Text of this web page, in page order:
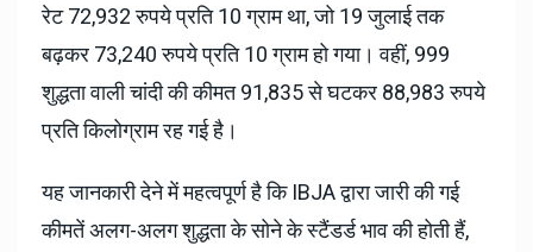
रेट 72,932 रुपये प्रति 10 ग्राम था, जो 19 जुलाई तक
बढ़कर 73,240 रुपये प्रति 10 ग्राम हो गया। वहीं, 999
शुद्धता वाली चांदी की कीमत 91,835 से घटकर 88,983 रुपये
प्रति किलोग्राम रह गई है।
यह जानकारी देने में महत्वपूर्ण है कि IBJA द्वारा जारी की गई
कीमतें अलग-अलग शुद्धता के सोने के स्टैंडर्ड भाव की होती हैं,